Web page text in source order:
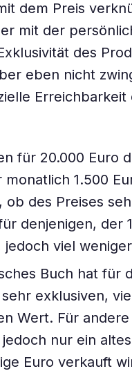
dem Preis
mit der
des
eben nicht
Erreichbarkeit
für 20.000 Euro
1.500
des Preises
denjenigen, der
jedoch viel
Buch hat für
exklusiven,
Wert. Für andere
nur ein
Euro verkauft